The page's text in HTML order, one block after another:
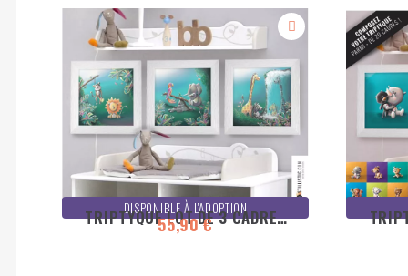
DISPONIBLE À L'ADOPTION
TRIPTYQUE LOT DE 3 CADRES
ANIMAUX DE LA JUNGLE
55,90 €